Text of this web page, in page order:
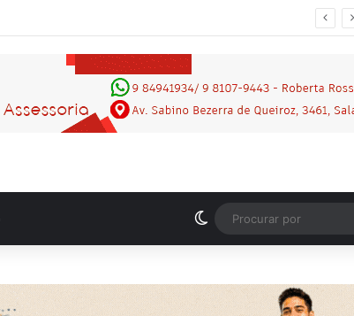
Switch skin